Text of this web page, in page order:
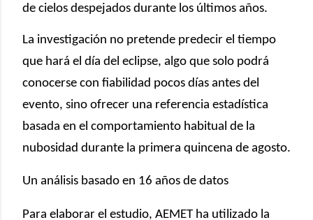
de cielos despejados durante los últimos años.
La investigación no pretende predecir el tiempo
que hará el día del eclipse, algo que solo podrá
conocerse con fiabilidad pocos días antes del
evento, sino ofrecer una referencia estadística
basada en el comportamiento habitual de la
nubosidad durante la primera quincena de agosto.
Un análisis basado en 16 años de datos
Para elaborar el estudio, AEMET ha utilizado la